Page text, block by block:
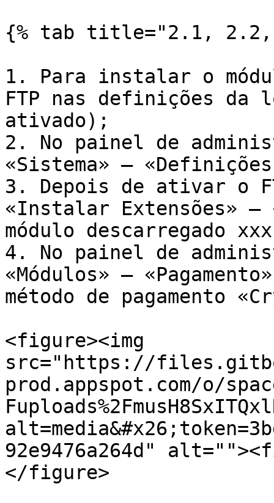
{% tab title="2.1, 2.2,
1. Para instalar o
FTP nas definições
ativado);
2. No painel de
«Sistema» —
3. Depois de ativar o
«Instalar Extensões» —
módulo descarregado
4. No painel de
«Módulos» —
método de pagamento
<figure><img
src="https://
prod.appspot.com/o/
92e9476a264d"
</figure>